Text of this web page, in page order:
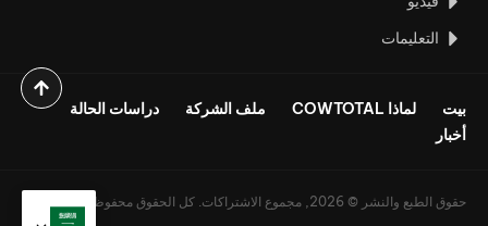
التعليمات
بيت لماذا COWTOTAL ملف الشركة
دراسات الحالة
أخبار
حقوق الطبع والنشر © 2026, مجموع الاشتراكات. كل الحقوق محفوظة.